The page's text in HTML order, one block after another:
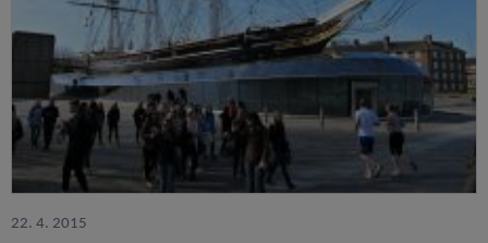
22. 4. 2015